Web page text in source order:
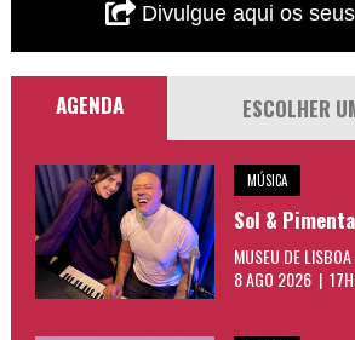
Divulgue aqui os
AGENDA
MÚSICA
Sol &
MUSEU DE
8 AGO 2026 |